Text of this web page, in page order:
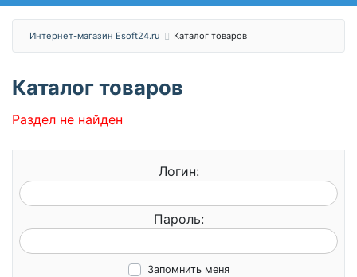
Интернет-магазин Esoft24.ru Каталог товаров
Каталог товаров
Раздел не найден
Логин:
Пароль:
Запомнить меня